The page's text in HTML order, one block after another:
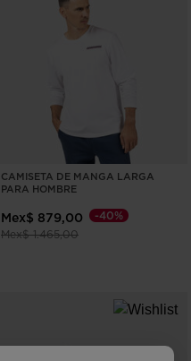
CAMISETA DE MANGA LARGA
PARA HOMBRE
Mex$ 879,00
Precio reducido de
Mex$ 1.465,00a
-40%